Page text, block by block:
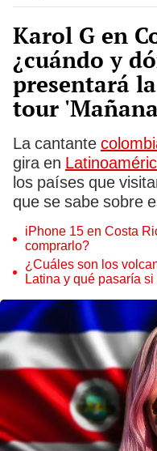
Karol G en
¿cuándo y
presentará
tour
La cantante
gira en
los países que
que se sabe sobre
iPhone 15 en Costa
comprarlo?
¿Cuáles son los
Latina y qué pasaría